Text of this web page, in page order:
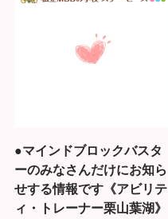
●マインドブロックバスタ
ーのみなさんだけにお知ら
せする情報です《アビリテ
ィ・トレーナー栗山葉湖》